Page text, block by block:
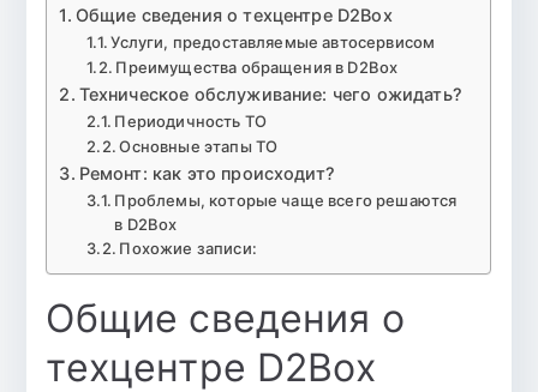
Общие сведения о техцентре D2Box
Услуги, предоставляемые автосервисом
Преимущества обращения в D2Box
Техническое обслуживание: чего ожидать?
Периодичность ТО
Основные этапы ТО
Ремонт: как это происходит?
Проблемы, которые чаще всего решаются
в D2Box
Похожие записи:
Общие сведения о
техцентре D2Box